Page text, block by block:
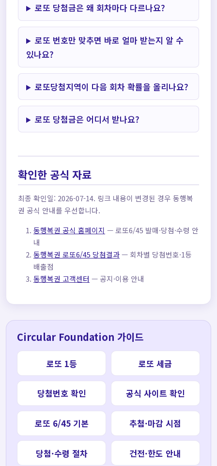
로또 당첨금은 왜 회차마다 다르나요?
로또 번호만 맞추면 바로 얼마 받는지 알 수
있나요?
로또당첨지역이 다음 회차 확률을 올리나요?
로또 당첨금은 어디서 받나요?
확인한 공식 자료
최종 확인일: 2026-07-14. 링크 내용이 변경된 경우 동행복
권 공식 안내를 우선합니다.
동행복권 공식 홈페이지 — 로또6/45 발매·당첨·수령 안
내
동행복권 로또6/45 당첨결과— 회차별 당첨번호·1등
배출점
동행복권 고객센터 — 공지·이용 안내
Circular Foundation 가이드
로또 1등 로또 세금
당첨번호 확인 공식 사이트 확인
로또 6/45 기본 추첨·마감 시점
당첨·수령 절차 건전·한도 안내